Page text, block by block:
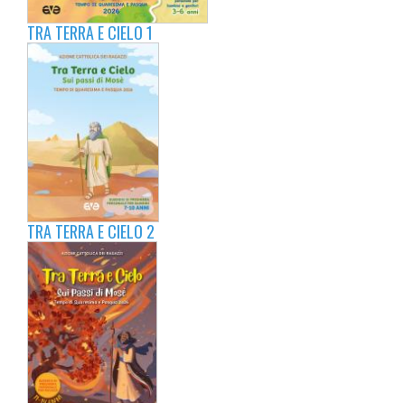
TRA TERRA E CIELO 1
TRA TERRA E CIELO 2